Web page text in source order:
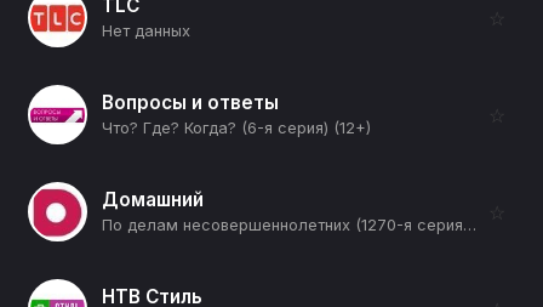
TLC
Нет данных
☆
Вопросы и ответы
Что? Где? Когда? (6-я серия) (12+)
☆
Домашний
По делам несовершеннолетних (1270-я серия) (12+)
☆
НТВ Стиль